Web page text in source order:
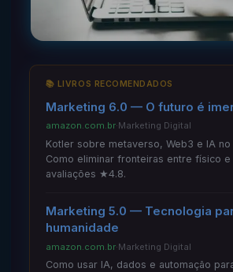
📚 LIVROS RECOMENDADOS
Marketing 6.0 — O futuro é
amazon.com.br·Marketing Digital
Kotler sobre metaverso, Web3 e IA no
Como eliminar fronteiras entre físico e
avaliações ★4.8.
Marketing 5.0 — Tecnologia
humanidade
amazon.com.br·Marketing Digital
Como usar IA, dados e automação